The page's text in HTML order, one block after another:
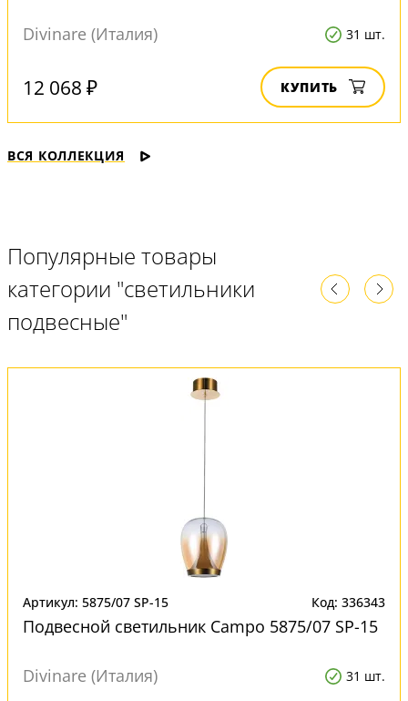
Divinare (Италия) 31 шт.
12 068 ₽ КУПИТЬ
ВСЯ КОЛЛЕКЦИЯ
Популярные товары
категории "светильники
подвесные"
Артикул: 5875/07 SP-15 Код: 336343
Подвесной светильник Campo 5875/07 SP-15
Divinare (Италия) 31 шт.